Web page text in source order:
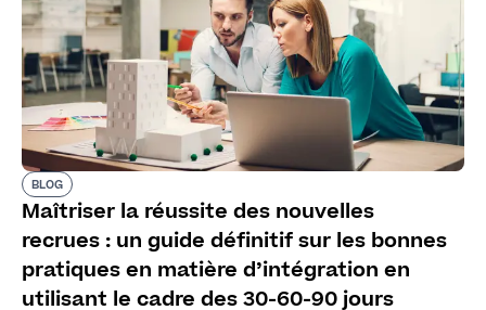
BLOG
Maîtriser la réussite des nouvelles
recrues : un guide définitif sur les bonnes
pratiques en matière d’intégration en
utilisant le cadre des 30-60-90 jours